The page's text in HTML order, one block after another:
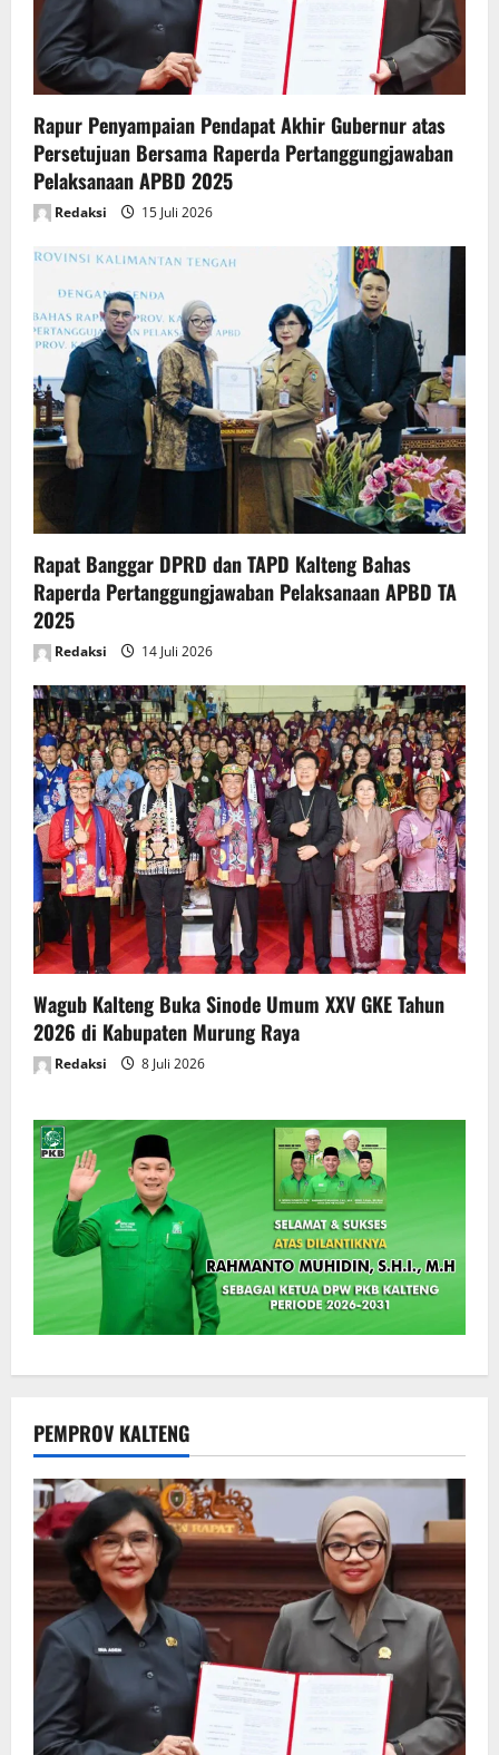
o
n
Rapur Penyampaian Pendapat Akhir Gubernur atas
Persetujuan Bersama Raperda Pertanggungjawaban
Pelaksanaan APBD 2025
Redaksi 15 Juli 2026
Rapat Banggar DPRD dan TAPD Kalteng Bahas
Raperda Pertanggungjawaban Pelaksanaan APBD TA
2025
Redaksi 14 Juli 2026
Wagub Kalteng Buka Sinode Umum XXV GKE Tahun
2026 di Kabupaten Murung Raya
Redaksi 8 Juli 2026
PEMPROV KALTENG